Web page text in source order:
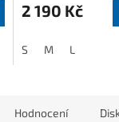
2 190 Kč
S M L
Hodnocení